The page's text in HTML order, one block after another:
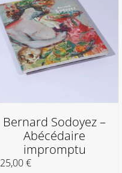
Bernard Sodoyez –
Abécédaire
impromptu
25,00€